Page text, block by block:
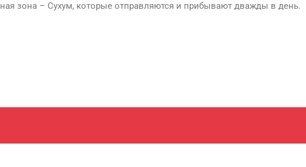
зона – Сухум, которые отправляются и прибывают дважды в день.